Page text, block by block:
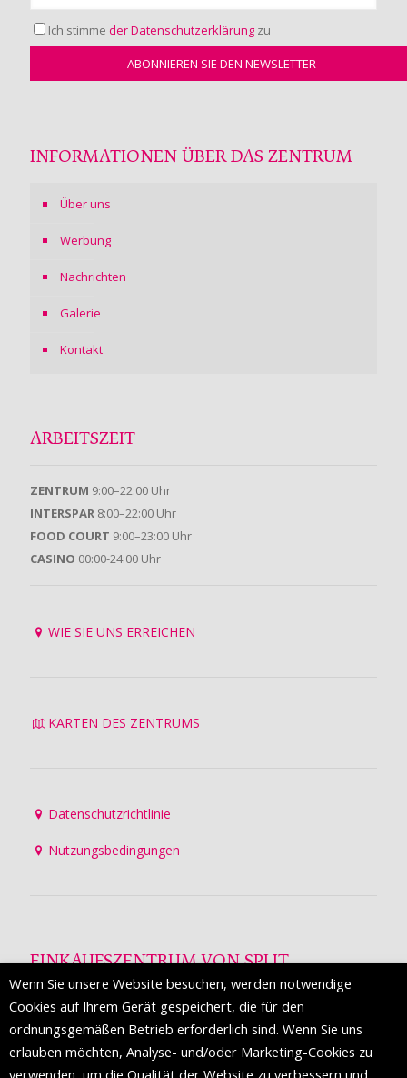
Ich stimme der Datenschutzerklärung zu
INFORMATIONEN ÜBER DAS ZENTRUM
Über uns
Werbung
Nachrichten
Galerie
Kontakt
ARBEITSZEIT
ZENTRUM 9:00–22:00 Uhr
INTERSPAR 8:00–22:00 Uhr
FOOD COURT 9:00–23:00 Uhr
CASINO 00:00-24:00 Uhr
WIE SIE UNS ERREICHEN
KARTEN DES ZENTRUMS
Datenschutzrichtlinie
Nutzungsbedingungen
EINKAUFSZENTRUM VON SPLIT
Die Mall of Split
ist ein prestigeträchtiges Einkaufsziel mit
etwa 200 Einzelhandelsmarken und einer Reihe von
Weltmodemarken, die zum ersten Mal in Split erscheinen.
Wenn Sie unsere Website besuchen, werden notwendige
Cookies auf Ihrem Gerät gespeichert, die für den
ordnungsgemäßen Betrieb erforderlich sind. Wenn Sie uns
erlauben möchten, Analyse- und/oder Marketing-Cookies zu
verwenden, um die Qualität der Website zu verbessern und